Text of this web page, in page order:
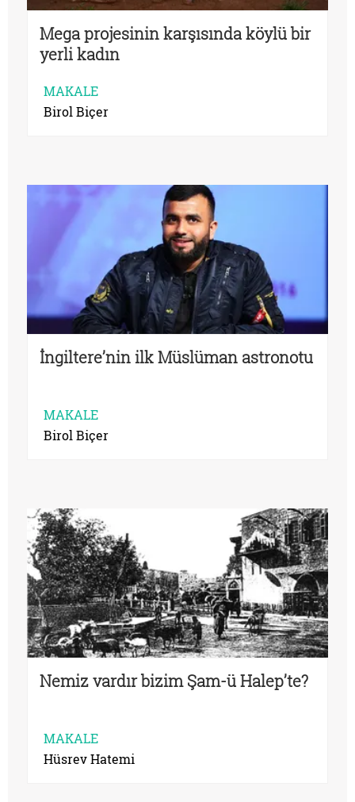
Mega projesinin karşısında köylü bir
yerli kadın
MAKALE
Birol Biçer
İngiltere’nin ilk Müslüman astronotu
MAKALE
Birol Biçer
Nemiz vardır bizim Şam-ü Halep’te?
MAKALE
Hüsrev Hatemi